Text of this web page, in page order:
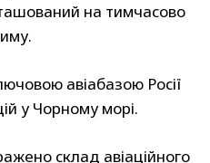
на тимчасово
авіабазою Росії
у Чорному морі.
склад авіаційного